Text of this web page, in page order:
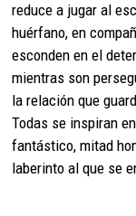
reduce a jugar al
huérfano, en
esconden en el
mientras son
la relación que
Todas se inspiran
fantástico, mitad
laberinto al que se